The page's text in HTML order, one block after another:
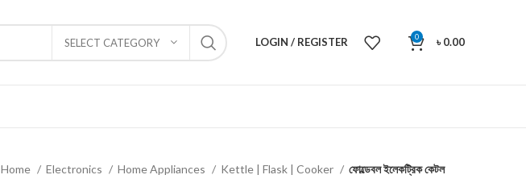
SELECT CATEGORY LOGIN / REGISTER 0 ৳0.00
Home Electronics Home Appliances Kettle | Flask | Cooker ফোল্ডেবল ইলেকট্রিক কেটল